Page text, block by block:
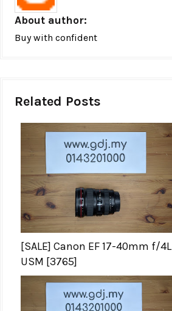
About author:
Buy with confident
Related Posts
[SALE] Canon EF 17-40mm f/4L
USM [3765]